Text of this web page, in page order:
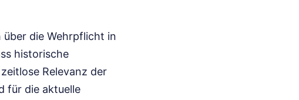
die Wehrpflicht in
historische
Relevanz der
für die aktuelle